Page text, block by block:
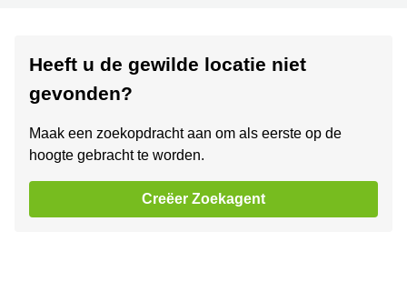
Heeft u de gewilde locatie niet
gevonden?
Maak een zoekopdracht aan om als eerste op de
hoogte gebracht te worden.
Creëer Zoekagent